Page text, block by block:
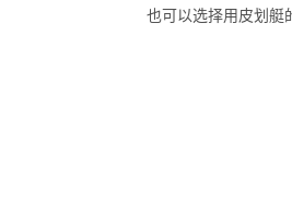
也可以选择用皮划艇